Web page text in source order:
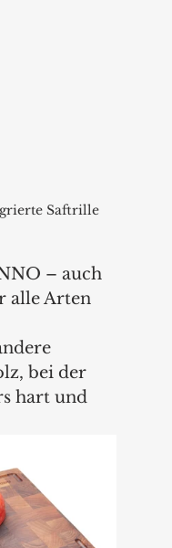
Saftrille
– auch
alle Arten
bei der
hart und